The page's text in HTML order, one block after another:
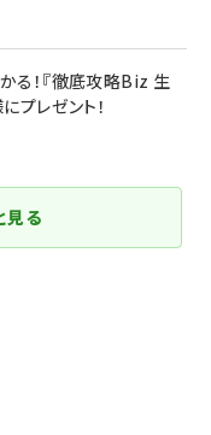
る！『徹底攻略Biz 生
プレゼント！
見る